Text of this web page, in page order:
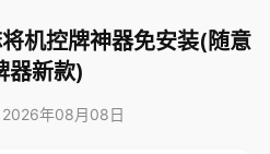
机控牌神器免安装(随意
器新款)
2026年08月08日